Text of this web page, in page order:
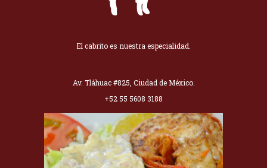
El cabrito es nuestra especialidad.
Av. Tláhuac #825, Ciudad de México.
+52 55 5608 3188